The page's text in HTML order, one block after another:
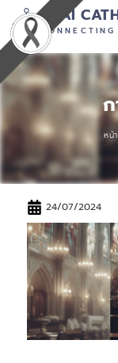
THAI
หน้
24/07/2024